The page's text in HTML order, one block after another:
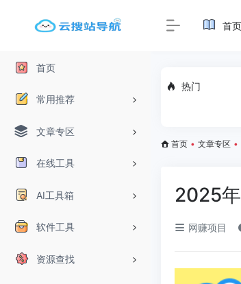
首页
常用推荐
文章专区
在线工具
AI工具箱
软件工具
资源查找
首页
热门
首页 • 文章专区 •
2025
网赚项目